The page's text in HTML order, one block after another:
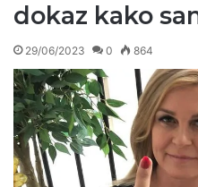
dokaz kako
29/06/2023 0 864